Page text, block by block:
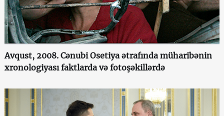
Avqust, 2008. Cənubi Osetiya ətrafında müharibənin
xronologiyası faktlarda və fotoşəkillərdə